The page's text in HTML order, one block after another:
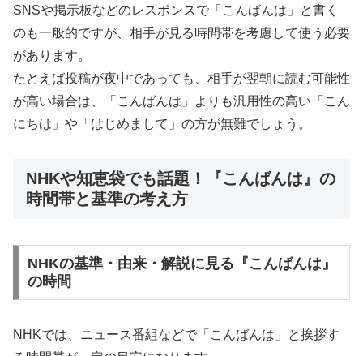
SNSや掲示板などのレスポンスで「こんばんは」と書く
のも一般的ですが、相手が見る時間帯を考慮して使う必要
があります。
たとえば投稿が夜中であっても、相手が翌朝に読む可能性
が高い場合は、「こんばんは」よりも汎用性の高い「こん
にちは」や「はじめまして」の方が無難でしょう。
NHKや知恵袋でも話題！『こんばんは』の
時間帯と基準の考え方
NHKの基準・由来・解説に見る『こんばんは』
の時間
NHKでは、ニュース番組などで「こんばんは」と挨拶す